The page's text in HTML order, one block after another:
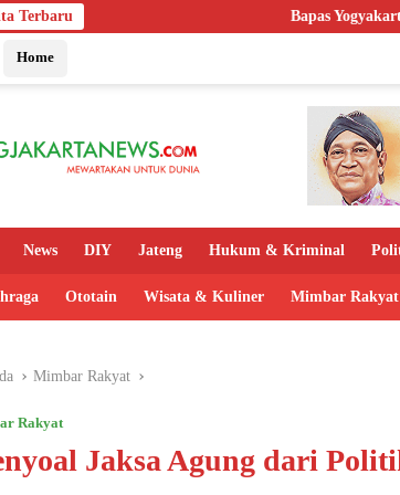
Terbaru Bapas Yogyakarta Edukasi Guru
Home
m
News DIY Jateng Hukum & Kriminal
Ototain Wisata & Kuliner Mimbar Rakyat
Mimbar Rakyat
Rakyat
Jaksa Agung dari